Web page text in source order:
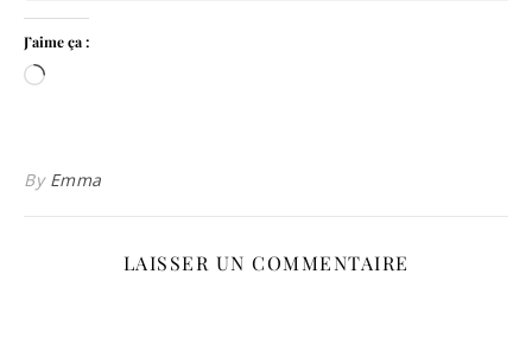
J’aime ça :
Chargement…
By Emma
LAISSER UN COMMENTAIRE